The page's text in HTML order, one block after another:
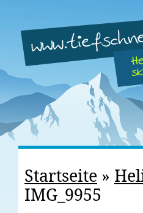
Startseite »
IMG_9955